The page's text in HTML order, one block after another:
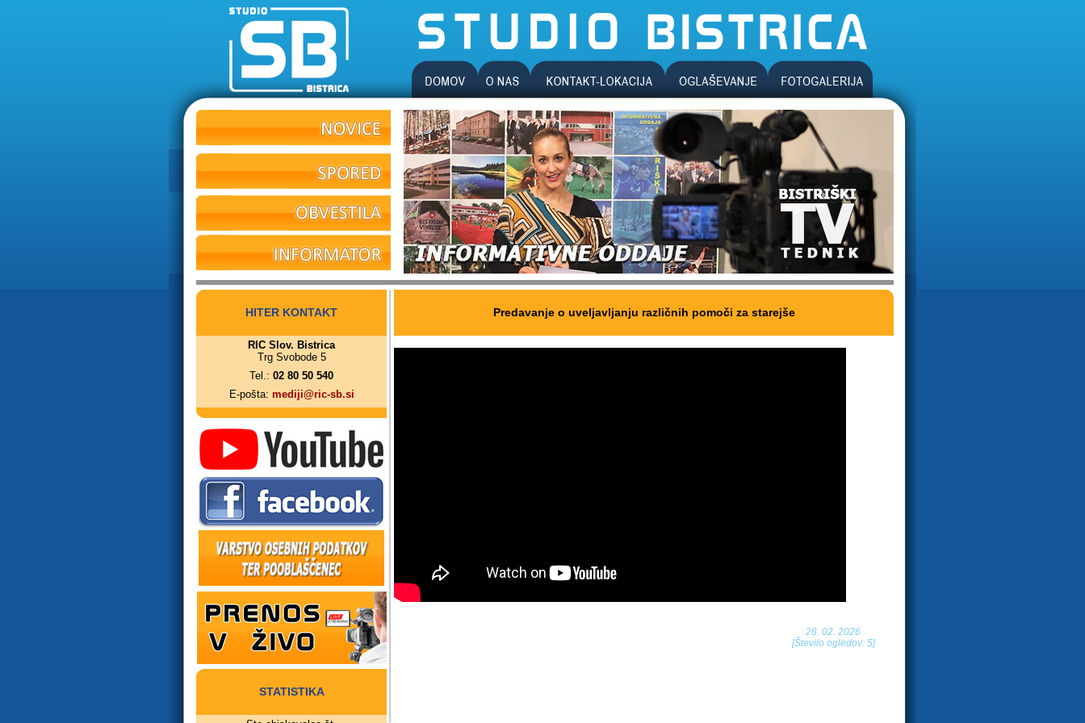
HITER KONTAKT
RIC Slov. Bistrica
Trg Svobode 5
Tel.: 02 80 50 540
E-pošta: mediji@ric-sb.si
STATISTIKA
Predavanje o uveljavljanju različnih pomoči za starejše
26. 02. 2026
[Število ogledov: 5]